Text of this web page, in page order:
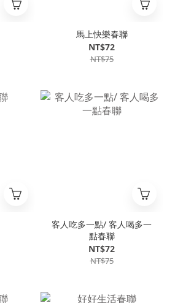
馬上快樂春聯
NT$72
NT$75
客人吃多一點/ 客人喝多一
點春聯
NT$72
NT$75